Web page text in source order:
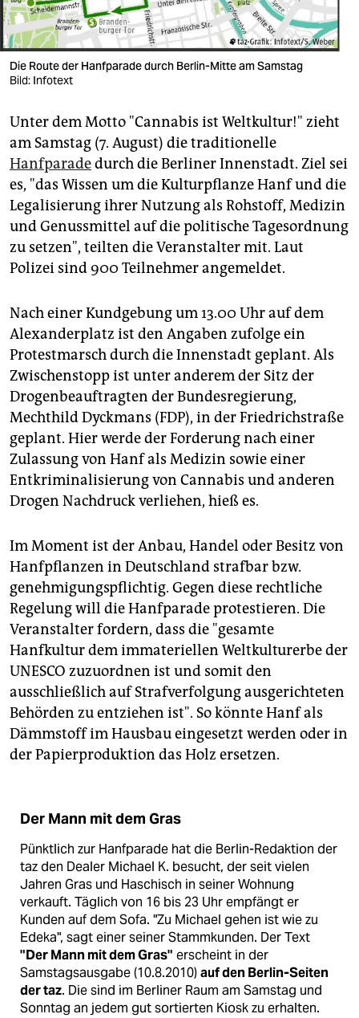
verlag
verlag
veranstaltungen
shop
fragen & hilfe
unterstützen
abo
genossenschaft
epaper login
Die Route der Hanfparade durch Berlin-Mitte am Samstag
Bild: Infotext
Unter dem Motto "Cannabis ist Weltkultur!" zieht
am Samstag (7. August) die traditionelle
Hanfparadedurch die Berliner Innenstadt. Ziel sei
es, "das Wissen um die Kulturpflanze Hanf und die
Legalisierung ihrer Nutzung als Rohstoff, Medizin
und Genussmittel auf die politische Tagesordnung
zu setzen", teilten die Veranstalter mit. Laut
Polizei sind 900 Teilnehmer angemeldet.
Nach einer Kundgebung um 13.00 Uhr auf dem
Alexanderplatz ist den Angaben zufolge ein
Protestmarsch durch die Innenstadt geplant. Als
Zwischenstopp ist unter anderem der Sitz der
Drogenbeauftragten der Bundesregierung,
Mechthild Dyckmans (FDP), in der Friedrichstraße
geplant. Hier werde der Forderung nach einer
Zulassung von Hanf als Medizin sowie einer
Entkriminalisierung von Cannabis und anderen
Drogen Nachdruck verliehen, hieß es.
Im Moment ist der Anbau, Handel oder Besitz von
Hanfpflanzen in Deutschland strafbar bzw.
genehmigungspflichtig. Gegen diese rechtliche
Regelung will die Hanfparade protestieren. Die
Veranstalter fordern, dass die "gesamte
Hanfkultur dem immateriellen Weltkulturerbe der
UNESCO zuzuordnen ist und somit den
ausschließlich auf Strafverfolgung ausgerichteten
Behörden zu entziehen ist". So könnte Hanf als
Dämmstoff im Hausbau eingesetzt werden oder in
der Papierproduktion das Holz ersetzen.
Der Mann mit dem Gras
Pünktlich zur Hanfparade hat die Berlin-Redaktion der
taz den Dealer Michael K. besucht, der seit vielen
Jahren Gras und Haschisch in seiner Wohnung
verkauft. Täglich von 16 bis 23 Uhr empfängt er
Kunden auf dem Sofa. "Zu Michael gehen ist wie zu
Edeka", sagt einer seiner Stammkunden. Der Text
"Der Mann mit dem Gras" erscheint in der
Samstagsausgabe (10.8.2010)auf den Berlin-Seiten
der taz. Die sind im Berliner Raum am Samstag und
Sonntag an jedem gut sortierten Kiosk zu erhalten.